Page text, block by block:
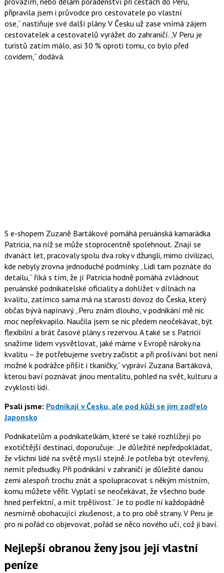
připravila jsem i průvodce pro cestovatele po vlastní
ose, nastiňuje své další plány. V Česku už zase vnímá zájem
cestovatelek a cestovatelů vyrážet do zahraničí. V Peru je
turistů zatím málo, asi 30 % oproti tomu, co bylo před
covidem, dodává.
S e-shopem Zuzaně Bartákové pomáhá peruánská kamarádka
Patricia, na níž se může stoprocentně spolehnout. Znají se
dvanáct let, pracovaly spolu dva roky v džungli, mimo civilizaci,
kde nebyly zrovna jednoduché podmínky. Lidi tam poznáte do
detailu, říká s tím, že jí Patricia hodně pomáhá zvládnout
peruánské podnikatelské oficiality a dohlížet v dílnách na
kvalitu, zatímco sama má na starosti dovoz do Česka, který
občas bývá napínavý. Peru znám dlouho, v podnikání mě nic
moc nepřekvapilo. Naučila jsem se nic předem neočekávat, být
flexibilní a brát časové plány s rezervou. A také se s Patricií
snažíme lidem vysvětlovat, jaké máme v Evropě nároky na
kvalitu – že potřebujeme svetry začistit a při prošívání bot není
možné k podrážce přišít i tkaničky, vypráví Zuzana Bartáková,
kterou baví poznávat jinou mentalitu, pohled na svět, kulturu a
zvyklosti lidí.
Psali jsme: Podnikají v Česku, ale pod kůži se jim zadřelo
Japonsko
Podnikatelům a podnikatelkám, které se také rozhlížejí po
exotičtější destinaci, doporučuje: Je důležité nepředpokládat,
že všichni lidé na světě myslí stejně. Je potřeba být otevřený,
nemít předsudky. Při podnikání v zahraničí je důležité danou
zemi alespoň trochu znát a spolupracovat s někým místním,
komu můžete věřit. Vyplatí se neočekávat, že všechno bude
hned perfektní, a mít trpělivost. Je to podle ní každopádně
nesmírně obohacující zkušenost, a to pro obě strany. V Peru je
pro ni pořád co objevovat, pořád se něco nového učí, což ji baví.
Nejlepší obranou ženy jsou její vlastní
peníze